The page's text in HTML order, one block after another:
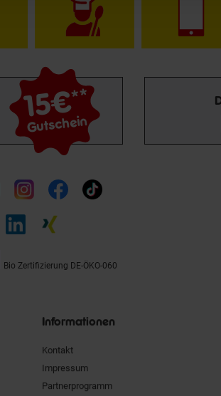
15€**
Gutschein
Bio Zertifizierung DE-ÖKO-060
Informationen
Kontakt
Impressum
Partnerprogramm